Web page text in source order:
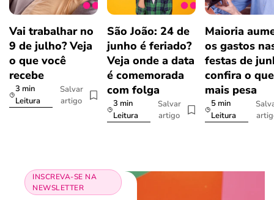
Vai trabalhar no
9 de julho? Veja
o que você
recebe
3 min
Leitura
Salvar
artigo
São João: 24 de
junho é feriado?
Veja onde a data
é comemorada
com folga
3 min
Leitura
Salvar
artigo
Maioria
os gastos
festas de
confira o que
mais pesa
5 min
Leitura
INSCREVA-SE NA
NEWSLETTER